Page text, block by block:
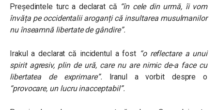
Președintele turc a declarat că “în cele din urmă, îi vom
învăța pe occidentalii aroganți că insultarea musulmanilor
nu înseamnă libertate de gândire”.
Irakul a declarat că incidentul a fost “o reflectare a unui
spirit agresiv, plin de ură, care nu are nimic de-a face cu
libertatea de exprimare”. Iranul a vorbit despre o
“provocare, un lucru inacceptabil”.